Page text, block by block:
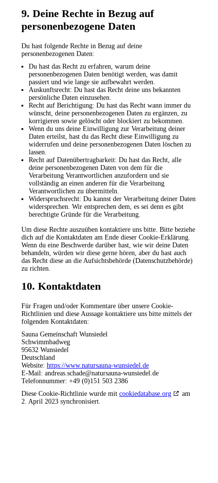
9. Deine Rechte in Bezug auf
personenbezogene Daten
Du hast folgende Rechte in Bezug auf deine
personenbezogenen Daten:
Du hast das Recht zu erfahren, warum deine
personenbezogenen Daten benötigt werden, was damit
passiert und wie lange sie aufbewahrt werden.
Auskunftsrecht: Du hast das Recht deine uns bekannten
persönliche Daten einzusehen.
Recht auf Berichtigung: Du hast das Recht wann immer du
wünscht, deine personenbezogenen Daten zu ergänzen, zu
korrigieren sowie gelöscht oder blockiert zu bekommen.
Wenn du uns deine Einwilligung zur Verarbeitung deiner
Daten erteilst, hast du das Recht diese Einwilligung zu
widerrufen und deine personenbezogenen Daten löschen zu
lassen.
Recht auf Datenübertragbarkeit: Du hast das Recht, alle
deine personenbezogenen Daten von dem für die
Verarbeitung Verantwortlichen anzufordern und sie
vollständig an einen anderen für die Verarbeitung
Verantwortlichen zu übermitteln.
Widerspruchsrecht: Du kannst der Verarbeitung deiner Daten
widersprechen. Wir entsprechen dem, es sei denn es gibt
berechtigte Gründe für die Verarbeitung.
Um diese Rechte auszuüben kontaktiere uns bitte. Bitte beziehe
dich auf die Kontaktdaten am Ende dieser Cookie-Erklärung.
Wenn du eine Beschwerde darüber hast, wie wir deine Daten
behandeln, würden wir diese gerne hören, aber du hast auch
das Recht diese an die Aufsichtsbehörde (Datenschutzbehörde)
zu richten.
10. Kontaktdaten
Für Fragen und/oder Kommentare über unsere Cookie-
Richtlinien und diese Aussage kontaktiere uns bitte mittels der
folgenden Kontaktdaten:
Sauna Gemeinschaft Wunsiedel
Schwimmbadweg
95632 Wunsiedel
Deutschland
Website: https://www.natursauna-wunsiedel.de
E-Mail: andreas.schade@natursauna-wunsiedel.de
Telefonnummer: +49 (0)151 503 2386
Diese Cookie-Richtlinie wurde mit cookiedatabase.org
am
2. April 2023 synchronisiert.